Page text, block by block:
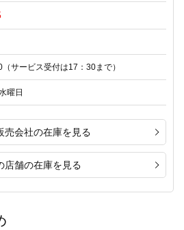
サービス受付は17：30まで）
水曜日
売会社の在庫を見る
店舗の在庫を見る